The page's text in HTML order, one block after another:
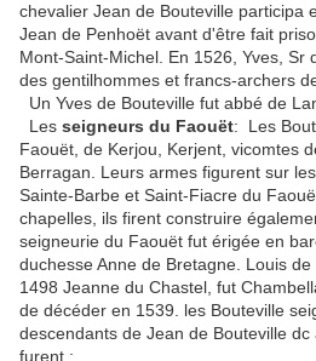
chevalier Jean de Bouteville participa
Jean de Penhoët avant d'être fait
Mont-Saint-Michel. En 1526, Yves, Sr
des gentilhommes et francs-archers
Un Yves de Bouteville fut abbé de
Les seigneurs du Faouët: Les
Faouët, de Kerjou, Kerjent, vicomtes
Berragan. Leurs armes figurent sur
Sainte-Barbe et Saint-Fiacre du
chapelles, ils firent construire
seigneurie du Faouët fut érigée en
duchesse Anne de Bretagne. Louis
1498 Jeanne du Chastel, fut
de décéder en 1539. les Bouteville
descendants de Jean de Bouteville
furent :